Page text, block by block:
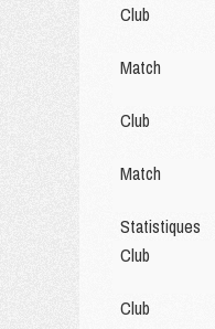
Club
Match
Club
Match
Statistiques
Club
Club